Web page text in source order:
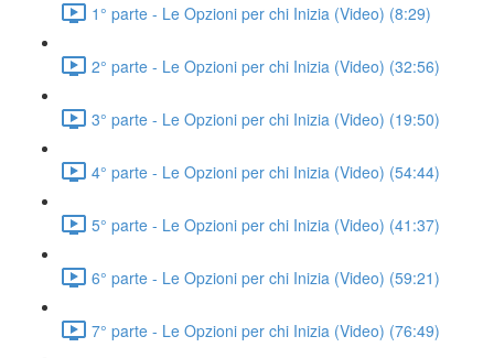
1° parte - Le Opzioni per chi Inizia (Video) (8:29)
2° parte - Le Opzioni per chi Inizia (Video) (32:56)
3° parte - Le Opzioni per chi Inizia (Video) (19:50)
4° parte - Le Opzioni per chi Inizia (Video) (54:44)
5° parte - Le Opzioni per chi Inizia (Video) (41:37)
6° parte - Le Opzioni per chi Inizia (Video) (59:21)
7° parte - Le Opzioni per chi Inizia (Video) (76:49)